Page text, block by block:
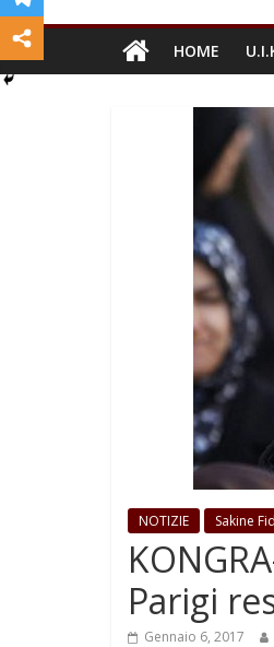
HOME
NOTIZIE Sakine
Parigi
Gennaio 6, 2017